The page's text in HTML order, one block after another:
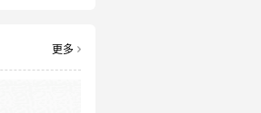
更多